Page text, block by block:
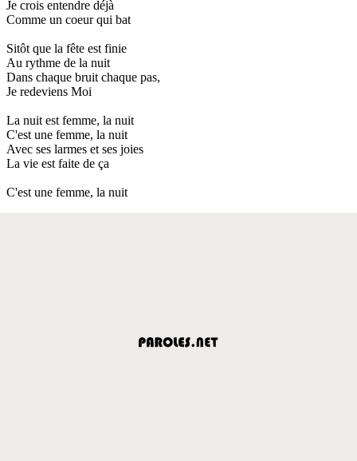
Je crois entendre déjà
Comme un coeur qui bat
Sitôt que la fête est finie
Au rythme de la nuit
Dans chaque bruit chaque pas,
Je redeviens Moi
La nuit est femme, la nuit
C'est une femme, la nuit
Avec ses larmes et ses joies
La vie est faite de ça
C'est une femme, la nuit